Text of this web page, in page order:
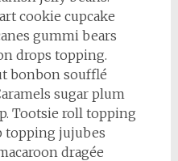
cookie cupcake
gummi bears
drops topping.
bonbon soufflé
sugar plum
Tootsie roll topping
topping jujubes
dragée